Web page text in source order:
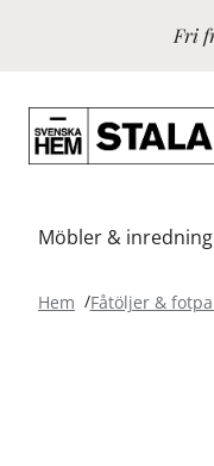
Fri
Möbler & inredning
Hem Fåtöljer &